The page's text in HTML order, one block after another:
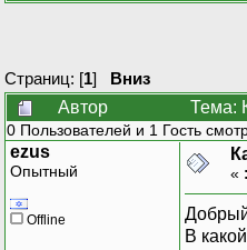
Страниц: [1] Вниз
Автор
Тема:
0 Пользователей и 1 Гость
ezus
Опытный
Offline
« :
В